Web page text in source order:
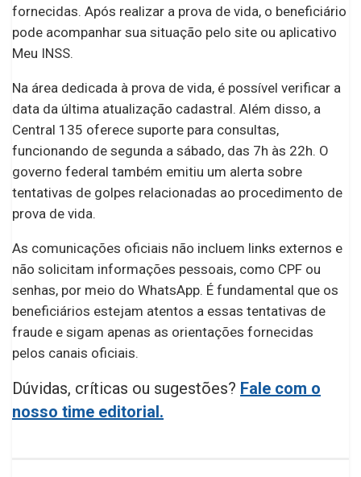
fornecidas. Após realizar a prova de vida, o beneficiário
pode acompanhar sua situação pelo site ou aplicativo
Meu INSS.
Na área dedicada à prova de vida, é possível verificar a
data da última atualização cadastral. Além disso, a
Central 135 oferece suporte para consultas,
funcionando de segunda a sábado, das 7h às 22h. O
governo federal também emitiu um alerta sobre
tentativas de golpes relacionadas ao procedimento de
prova de vida.
As comunicações oficiais não incluem links externos e
não solicitam informações pessoais, como CPF ou
senhas, por meio do WhatsApp. É fundamental que os
beneficiários estejam atentos a essas tentativas de
fraude e sigam apenas as orientações fornecidas
pelos canais oficiais.
Dúvidas, críticas ou sugestões? Fale com o
nosso time editorial.